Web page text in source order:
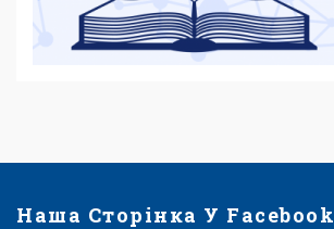
Наша Сторінка У Facebook